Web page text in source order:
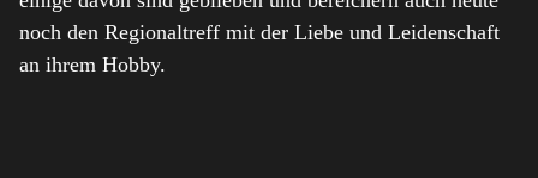
noch den Regionaltreff mit der Liebe und Leidenschaft
an ihrem Hobby.